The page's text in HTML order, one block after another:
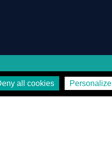
Vie Privée
all cookies Personalize